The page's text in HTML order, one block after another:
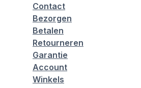
Contact
Bezorgen
Betalen
Retourneren
Garantie
Account
Winkels